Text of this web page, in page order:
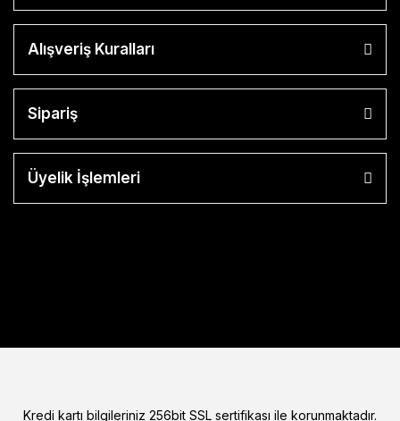
Alışveriş Kuralları
Sipariş
Üyelik İşlemleri
Kredi kartı bilgileriniz 256bit SSL sertifikası ile korunmaktadır.